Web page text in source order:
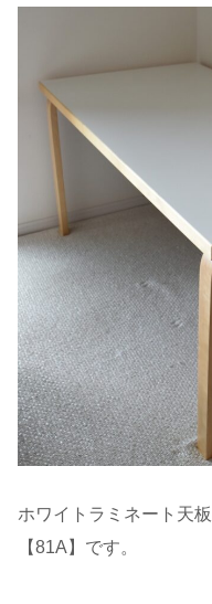
ホワイトラミネート天
【81A】です。